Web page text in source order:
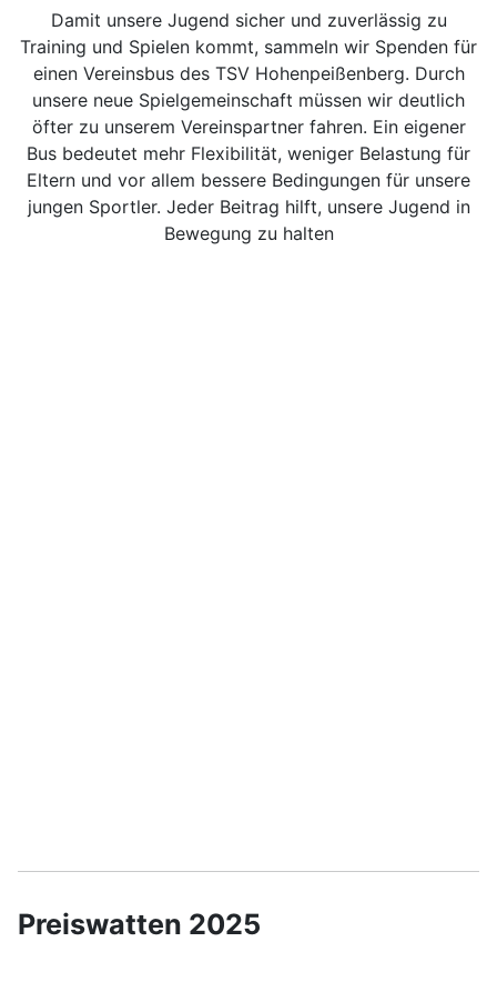
Damit unsere Jugend sicher und zuverlässig zu
Training und Spielen kommt, sammeln wir Spenden für
einen Vereinsbus des TSV Hohenpeißenberg. Durch
unsere neue Spielgemeinschaft müssen wir deutlich
öfter zu unserem Vereinspartner fahren. Ein eigener
Bus bedeutet mehr Flexibilität, weniger Belastung für
Eltern und vor allem bessere Bedingungen für unsere
jungen Sportler. Jeder Beitrag hilft, unsere Jugend in
Bewegung zu halten
Preiswatten 2025